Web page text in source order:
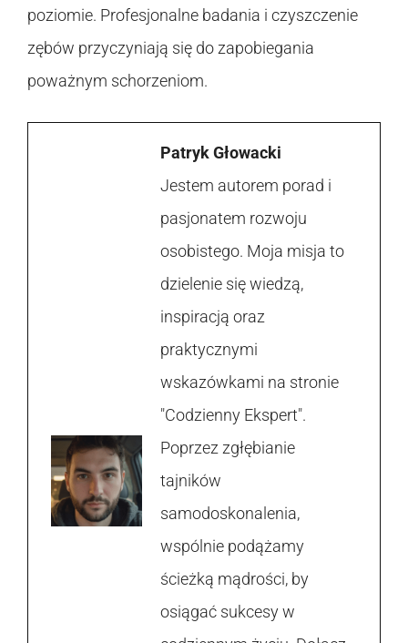
poziomie. Profesjonalne badania i czyszczenie
zębów przyczyniają się do zapobiegania
poważnym schorzeniom.
Patryk Głowacki
Jestem autorem porad i
pasjonatem rozwoju
osobistego. Moja misja to
dzielenie się wiedzą,
inspiracją oraz
praktycznymi
wskazówkami na stronie
"Codzienny Ekspert".
Poprzez zgłębianie
tajników
samodoskonalenia,
wspólnie podążamy
ścieżką mądrości, by
osiągać sukcesy w